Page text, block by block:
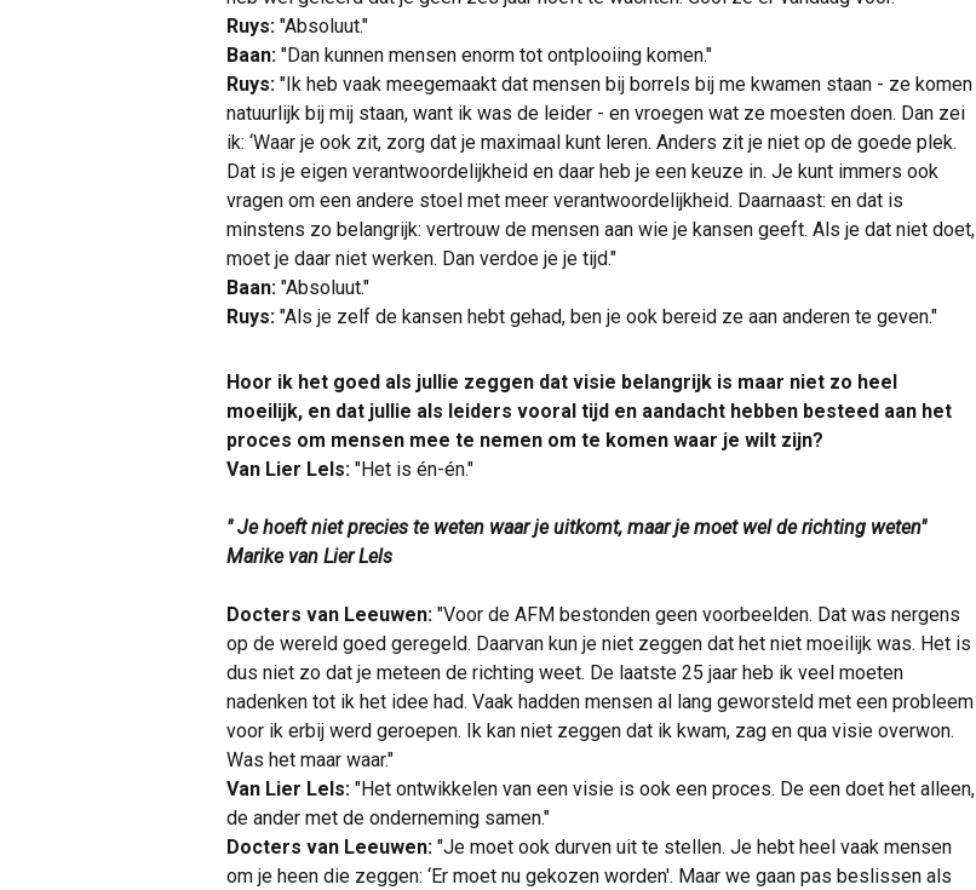
Ruys: "Absoluut."
Baan: "Dan kunnen mensen enorm tot ontplooiing komen."
Ruys: "Ik heb vaak meegemaakt dat mensen bij borrels bij me kwamen staan - ze komen
natuurlijk bij mij staan, want ik was de leider - en vroegen wat ze moesten doen. Dan zei
ik: ‘Waar je ook zit, zorg dat je maximaal kunt leren. Anders zit je niet op de goede plek.
Dat is je eigen verantwoordelijkheid en daar heb je een keuze in. Je kunt immers ook
vragen om een andere stoel met meer verantwoordelijkheid. Daarnaast: en dat is
minstens zo belangrijk: vertrouw de mensen aan wie je kansen geeft. Als je dat niet doet,
moet je daar niet werken. Dan verdoe je je tijd."
Baan: "Absoluut."
Ruys: "Als je zelf de kansen hebt gehad, ben je ook bereid ze aan anderen te geven."
Hoor ik het goed als jullie zeggen dat visie belangrijk is maar niet zo heel
moeilijk, en dat jullie als leiders vooral tijd en aandacht hebben besteed aan het
proces om mensen mee te nemen om te komen waar je wilt zijn?
Van Lier Lels: "Het is én-én."
" Je hoeft niet precies te weten waar je uitkomt, maar je moet wel de richting weten"
Marike van Lier Lels
Docters van Leeuwen: "Voor de AFM bestonden geen voorbeelden. Dat was nergens
op de wereld goed geregeld. Daarvan kun je niet zeggen dat het niet moeilijk was. Het is
dus niet zo dat je meteen de richting weet. De laatste 25 jaar heb ik veel moeten
nadenken tot ik het idee had. Vaak hadden mensen al lang geworsteld met een probleem
voor ik erbij werd geroepen. Ik kan niet zeggen dat ik kwam, zag en qua visie overwon.
Was het maar waar."
Van Lier Lels: "Het ontwikkelen van een visie is ook een proces. De een doet het alleen,
de ander met de onderneming samen."
Docters van Leeuwen: "Je moet ook durven uit te stellen. Je hebt heel vaak mensen
om je heen die zeggen: ‘Er moet nu gekozen worden'. Maar we gaan pas beslissen als